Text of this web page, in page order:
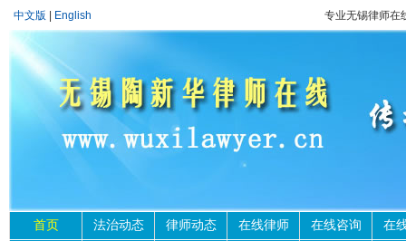
中文版 English 专业无锡律师在
首页 法治动态 律师动态 在线律师 在线咨询
在